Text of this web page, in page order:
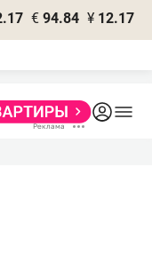
€ 94.84 ¥ 12.17